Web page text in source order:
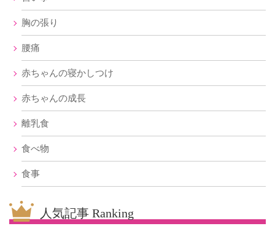
胸の張り
腰痛
赤ちゃんの寝かしつけ
赤ちゃんの成長
離乳食
食べ物
食事
人気記事 Ranking